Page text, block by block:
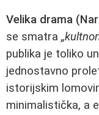
Velika drama
se smatra
publika je toliko
jednostavno
istorijskim
minimalistička, a